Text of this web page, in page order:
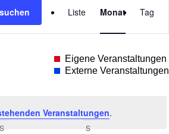
Veranstaltungen.
Ansichten-
Navigation
Liste Monat Tag
Eigene Veranstaltungen
Externe Veranstaltungen
SSAMSTAG SSONNTAG